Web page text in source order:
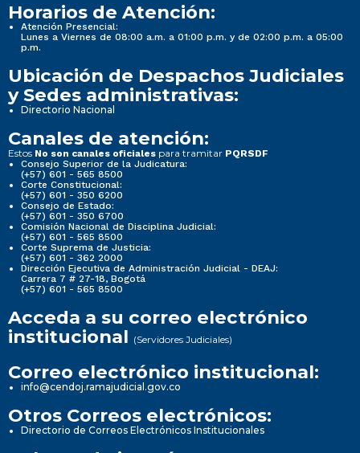
Horarios de Atención:
Atención Presencial:
Lunes a Viernes de 08:00 a.m. a 01:00 p.m. y de 02:00 p.m. a 05:00
p.m.
Ubicación de Despachos Judiciales
y Sedes administrativas:
Directorio Nacional
Canales de atención:
Estos No son canales oficiales para tramitar PQRSDF
Consejo Superior de la Judicatura:
(+57) 601 - 565 8500
Corte Constitucional:
(+57) 601 - 350 6200
Consejo de Estado:
(+57) 601 - 350 6700
Comisión Nacional de Disciplina Judicial:
(+57) 601 - 565 8500
Corte Suprema de Justicia:
(+57) 601 - 362 2000
Dirección Ejecutiva de Administración Judicial - DEAJ:
Carrera 7 # 27-18, Bogotá
(+57) 601 - 565 8500
Acceda a su correo electrónico
institucional (Servidores Judiciales)
Correo electrónico institucional:
info@cendoj.ramajudicial.gov.co
Otros Correos electrónicos:
Directorio de Correos Electrónicos Institucionales